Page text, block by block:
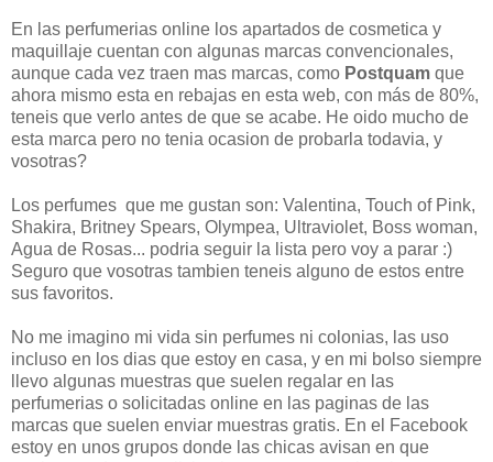
En las perfumerias online los apartados de cosmetica y
maquillaje cuentan con algunas marcas convencionales,
aunque cada vez traen mas marcas, como Postquam que
ahora mismo esta en rebajas en esta web, con más de 80%,
teneis que verlo antes de que se acabe. He oido mucho de
esta marca pero no tenia ocasion de probarla todavia, y
vosotras?
Los perfumes que me gustan son: Valentina, Touch of Pink,
Shakira, Britney Spears, Olympea, Ultraviolet, Boss woman,
Agua de Rosas... podria seguir la lista pero voy a parar :)
Seguro que vosotras tambien teneis alguno de estos entre
sus favoritos.
No me imagino mi vida sin perfumes ni colonias, las uso
incluso en los dias que estoy en casa, y en mi bolso siempre
llevo algunas muestras que suelen regalar en las
perfumerias o solicitadas online en las paginas de las
marcas que suelen enviar muestras gratis. En el Facebook
estoy en unos grupos donde las chicas avisan en que